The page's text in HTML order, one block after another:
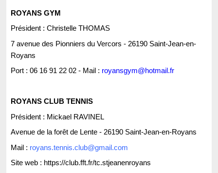
ROYANS GYM
Président : Christelle THOMAS
7 avenue des Pionniers du Vercors - 26190 Saint-Jean-en-
Royans
Port :06 16 91 22 02 - Mail : royansgym@hotmail.fr
ROYANS CLUB TENNIS
Président : Mickael RAVINEL
Avenue de la forêt de Lente - 26190 Saint-Jean-en-Royans
Mail : royans.tennis.club@gmail.com
Site web : https://club.fft.fr/tc.stjeanenroyans